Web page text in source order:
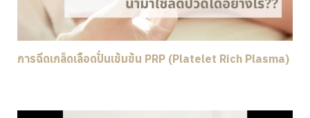
การฉีดเกล็ดเลือดปั่นเข้มข้น PRP (Platelet Rich Plasma)